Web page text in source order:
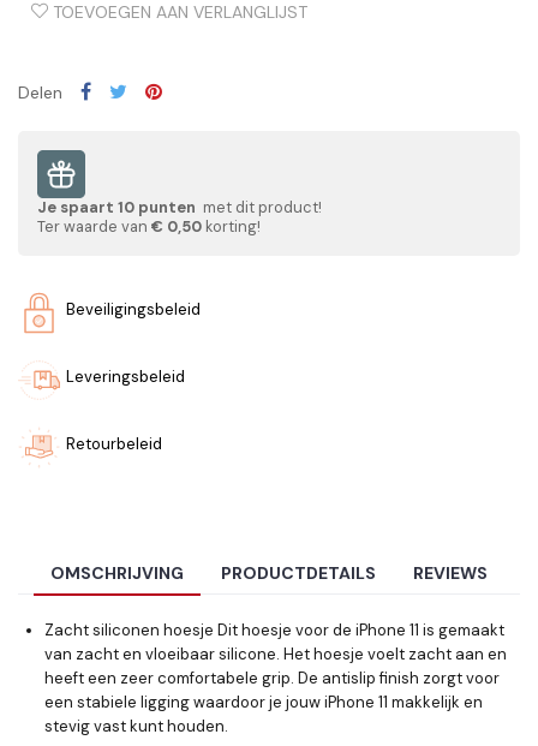
TOEVOEGEN AAN VERLANGLIJST
Delen
Je spaart 10 punten met dit product!
Ter waarde van € 0,50 korting!
Beveiligingsbeleid
Leveringsbeleid
Retourbeleid
OMSCHRIJVING PRODUCTDETAILS REVIEWS
Zacht siliconen hoesje Dit hoesje voor de iPhone 11 is gemaakt
van zacht en vloeibaar silicone. Het hoesje voelt zacht aan en
heeft een zeer comfortabele grip. De antislip finish zorgt voor
een stabiele ligging waardoor je jouw iPhone 11 makkelijk en
stevig vast kunt houden.